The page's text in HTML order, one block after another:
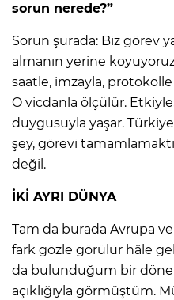
sorun nerede?”
Sorun şurada: Biz görev
almanın yerine
saatle, imzayla,
O vicdanla ölçülür.
duygusuyla yaşar.
şey, görevi
değil.
İKİ AYRI DÜNYA
Tam da burada Avrupa
fark gözle görülür hâle
da bulunduğum bir
açıklığıyla görmüştüm.